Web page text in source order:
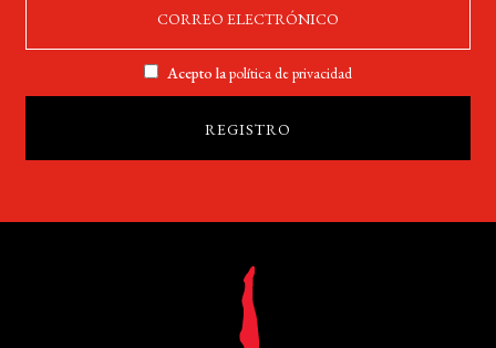
Acepto lapolítica de privacidad